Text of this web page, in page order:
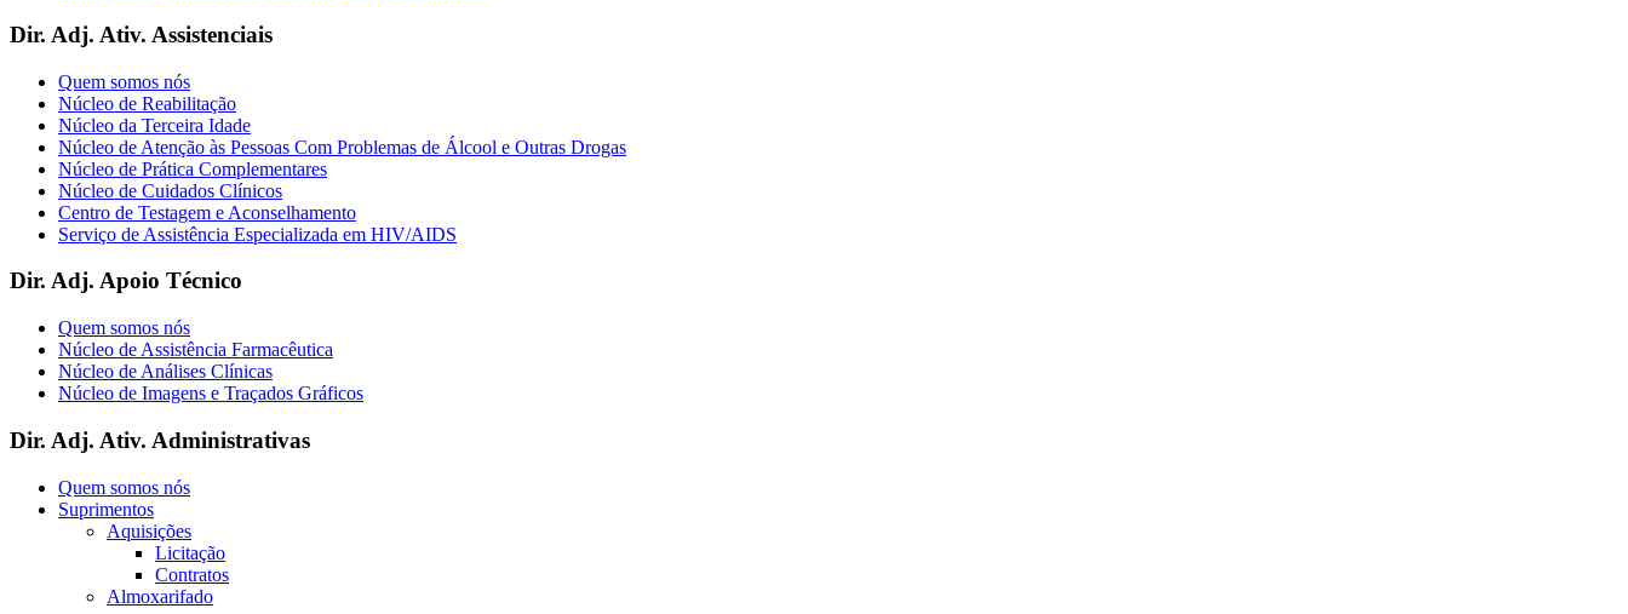
Dir. Adj. Ativ. Assistenciais
Quem somos nós
Núcleo de Reabilitação
Núcleo da Terceira Idade
Núcleo de Atenção às Pessoas Com Problemas de Álcool e Outras Drogas
Núcleo de Prática Complementares
Núcleo de Cuidados Clínicos
Centro de Testagem e Aconselhamento
Serviço de Assistência Especializada em HIV/AIDS
Dir. Adj. Apoio Técnico
Quem somos nós
Núcleo de Assistência Farmacêutica
Núcleo de Análises Clínicas
Núcleo de Imagens e Traçados Gráficos
Dir. Adj. Ativ. Administrativas
Quem somos nós
Suprimentos
Aquisições
Licitação
Contratos
Almoxarifado